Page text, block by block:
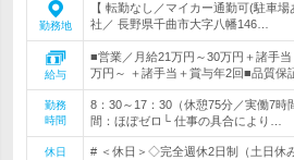
勤務地
【 転勤なし／マイカー通勤可(駐車
社／ 長野県千曲市大字八幡146…
給与
■営業／月給21万円～30万円＋諸手
万円～ ＋諸手当＋賞与年2回■品質保
勤務
時間
8：30～17：30（休憩75分／実働7
間：ほぼゼロ└ 仕事の具合により…
休日
# ＜休日＞◇完全週休2日制（土日